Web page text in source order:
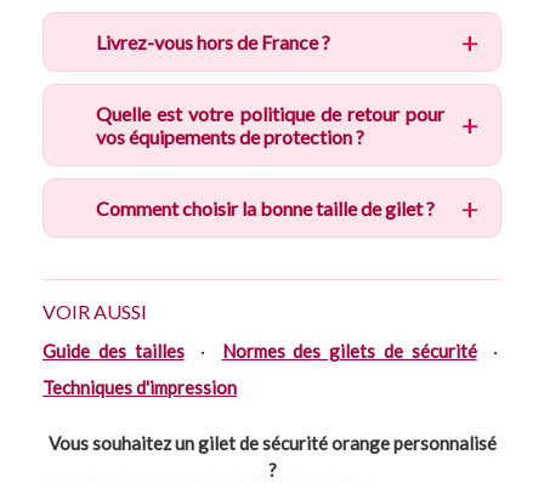
Livrez-vous hors de France ?
Quelle est votre politique de retour pour
vos équipements de protection ?
Comment choisir la bonne taille de gilet ?
VOIR AUSSI
Guide des tailles· Normes des gilets de sécurité·
Techniques d'impression
Vous souhaitez un gilet de sécurité orange personnalisé
?